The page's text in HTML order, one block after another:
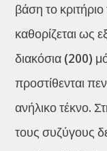
βάση το
καθορίζεται ως
διακόσια (200)
προστίθενται
ανήλικο τέκνο.
τους συζύγους